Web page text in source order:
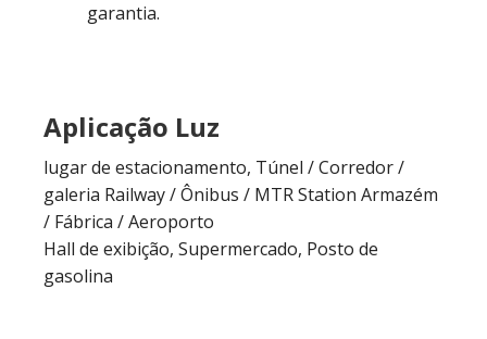
garantia.
Aplicação Luz
lugar de estacionamento, Túnel / Corredor /
galeria Railway / Ônibus / MTR Station Armazém
/ Fábrica / Aeroporto
Hall de exibição, Supermercado, Posto de
gasolina